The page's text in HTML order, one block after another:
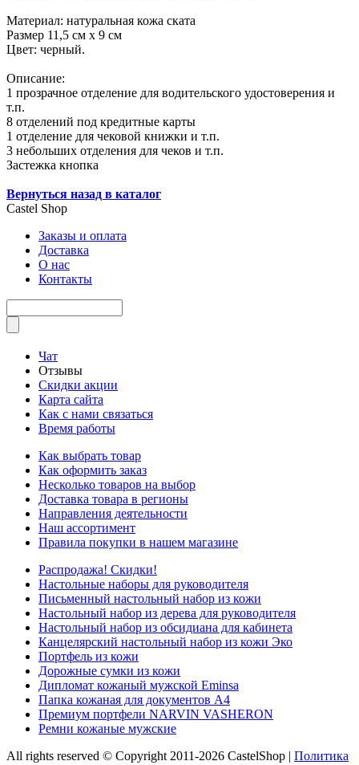
Материал: натуральная кожа ската
Размер 11,5 см х 9 см
Цвет: черный.
Описание:
1 прозрачное отделение для водительского удостоверения и
т.п.
8 отделений под кредитные карты
1 отделение для чековой книжки и т.п.
3 небольших отделения для чеков и т.п.
Застежка кнопка
Вернуться назад в каталог
Castel Shop
Заказы и оплата
Доставка
О нас
Контакты
Чат
Отзывы
Скидки акции
Карта сайта
Как с нами связаться
Время работы
Как выбрать товар
Как оформить заказ
Несколько товаров на выбор
Доставка товара в регионы
Направления деятельности
Наш ассортимент
Правила покупки в нашем магазине
Распродажа! Скидки!
Настольные наборы для руководителя
Письменный настольный набор из кожи
Настольный набор из дерева для руководителя
Настольный набор из обсидиана для кабинета
Канцелярский настольный набор из кожи Эко
Портфель из кожи
Дорожные сумки из кожи
Дипломат кожаный мужской Eminsa
Папка кожаная для документов А4
Премиум портфели NARVIN VASHERON
Ремни кожаные мужские
All rights reserved © Copyright 2011-2026 CastelShop | Политика